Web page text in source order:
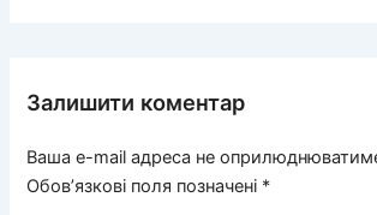
Залишити коментар
Ваша e-mail адреса не
Обов’язкові поля позначені *